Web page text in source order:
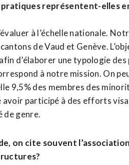
représentent-elles
à l’échelle nationale.
de Vaud et Genève.
d’élaborer une typologie
à notre mission. On
9,5% des membres des
avoir participé à des efforts
de genre.
on cite souvent